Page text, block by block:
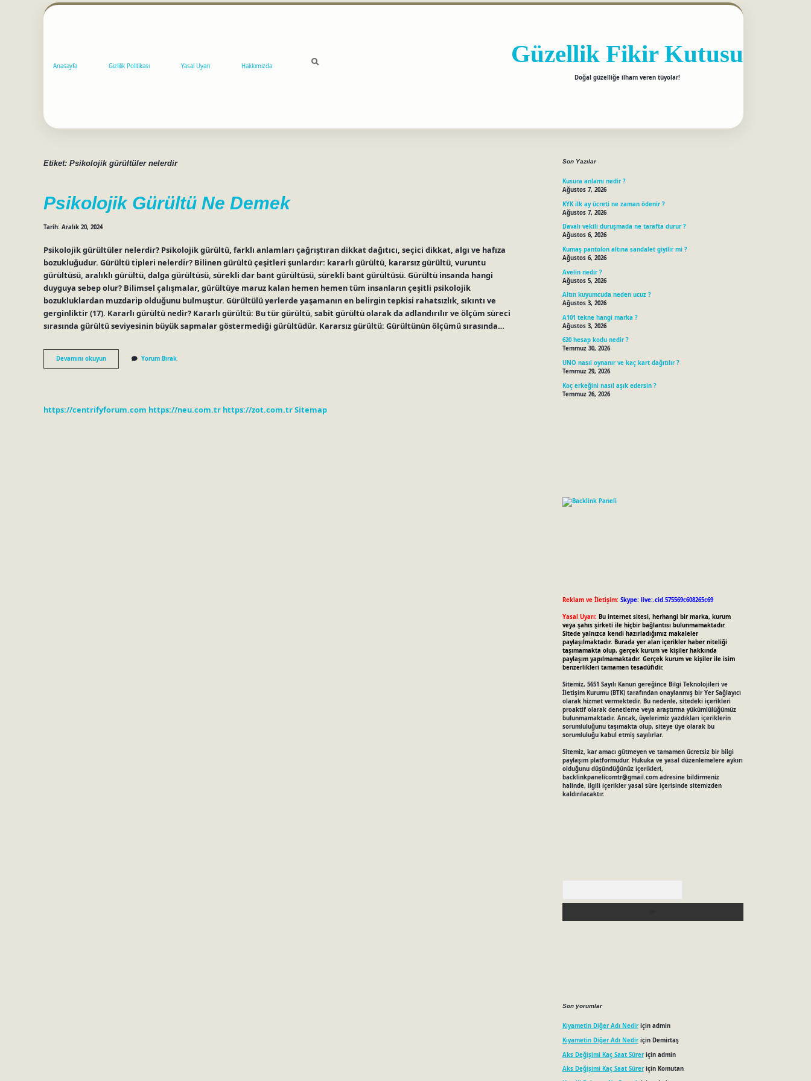
Anasayfa Gizlilik Politikası Yasal Uyarı Hakkımızda Güzellik Fikir Kutusu
Doğal güzelliğe ilham veren tüyolar!
Etiket: Psikolojik gürültüler nelerdir
Psikolojik Gürültü Ne Demek
Tarih: Aralık 20, 2024
Psikolojik gürültüler nelerdir? Psikolojik gürültü, farklı anlamları çağrıştıran dikkat dağıtıcı, seçici dikkat, algı ve hafıza
bozukluğudur. Gürültü tipleri nelerdir? Bilinen gürültü çeşitleri şunlardır: kararlı gürültü, kararsız gürültü, vuruntu
gürültüsü, aralıklı gürültü, dalga gürültüsü, sürekli dar bant gürültüsü, sürekli bant gürültüsü. Gürültü insanda hangi
duyguya sebep olur? Bilimsel çalışmalar, gürültüye maruz kalan hemen hemen tüm insanların çeşitli psikolojik
bozukluklardan muzdarip olduğunu bulmuştur. Gürültülü yerlerde yaşamanın en belirgin tepkisi rahatsızlık, sıkıntı ve
gerginliktir (17). Kararlı gürültü nedir? Kararlı gürültü: Bu tür gürültü, sabit gürültü olarak da adlandırılır ve ölçüm süreci
sırasında gürültü seviyesinin büyük sapmalar göstermediği gürültüdür. Kararsız gürültü: Gürültünün ölçümü sırasında…
Devamını okuyunPsikolojik
Gürültü
Yorum Bırak
https://centrifyforum.com https://neu.com.tr https://zot.com.trSitemap
Son Yazılar
Kusura anlamı nedir ?
Ağustos 7, 2026
KYK ilk ay ücreti ne zaman ödenir ?
Ağustos 7, 2026
Davalı vekili duruşmada ne tarafta durur ?
Ağustos 6, 2026
Kumaş pantolon altına sandalet giyilir mi ?
Ağustos 6, 2026
Avelin nedir ?
Ağustos 5, 2026
Altın kuyumcuda neden ucuz ?
Ağustos 3, 2026
A101 tekne hangi marka ?
Ağustos 3, 2026
620 hesap kodu nedir ?
Temmuz 30, 2026
UNO nasıl oynanır ve kaç kart dağıtılır ?
Temmuz 29, 2026
Koç erkeğini nasıl aşık edersin ?
Temmuz 26, 2026
Reklam ve İletişim: Skype: live:.cid.575569c608265c69
Yasal Uyarı: Bu internet sitesi, herhangi bir marka, kurum
veya şahıs şirketi ile hiçbir bağlantısı bulunmamaktadır.
Sitede yalnızca kendi hazırladığımız makaleler
paylaşılmaktadır. Burada yer alan içerikler haber niteliği
taşımamakta olup, gerçek kurum ve kişiler hakkında
paylaşım yapılmamaktadır. Gerçek kurum ve kişiler ile isim
benzerlikleri tamamen tesadüfidir.
Sitemiz, 5651 Sayılı Kanun gereğince Bilgi Teknolojileri ve
İletişim Kurumu (BTK) tarafından onaylanmış bir Yer Sağlayıcı
olarak hizmet vermektedir. Bu nedenle, sitedeki içerikleri
proaktif olarak denetleme veya araştırma yükümlülüğümüz
bulunmamaktadır. Ancak, üyelerimiz yazdıkları içeriklerin
sorumluluğunu taşımakta olup, siteye üye olarak bu
sorumluluğu kabul etmiş sayılırlar.
Sitemiz, kar amacı gütmeyen ve tamamen ücretsiz bir bilgi
paylaşım platformudur. Hukuka ve yasal düzenlemelere aykırı
olduğunu düşündüğünüz içerikleri,
backlinkpanelicomtr@gmail.comadresine bildirmeniz
halinde, ilgili içerikler yasal süre içerisinde sitemizden
kaldırılacaktır.
Son yorumlar
Kıyametin Diğer Adı Nediriçin admin
Kıyametin Diğer Adı Nediriçin Demirtaş
Aks Değişimi Kaç Saat Süreriçin admin
Aks Değişimi Kaç Saat Süreriçin Komutan